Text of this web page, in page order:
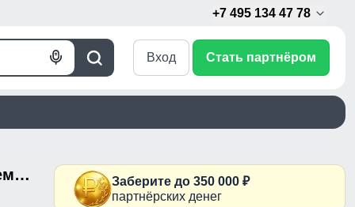
+7 495 134 47 78
Поиск
Голосовой
Вход Стать партнёром
Спортивный костюм мужской демисезонный на флисе бежевого цвета 331B
Заберите до 350 000 ₽
партнёрских денег